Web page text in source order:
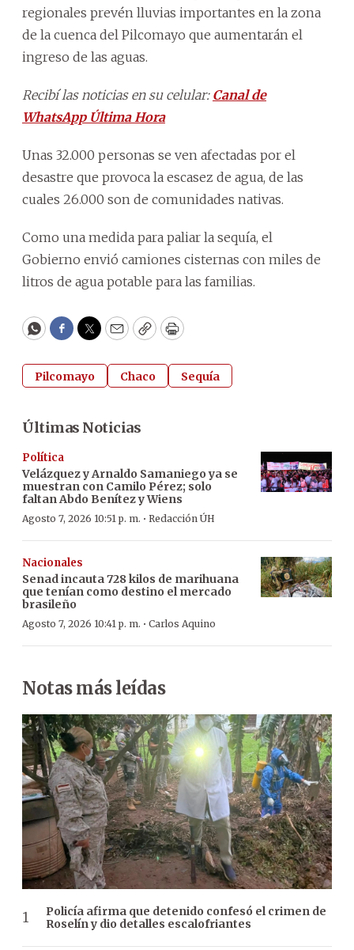
regionales prevén lluvias importantes en la zona
de la cuenca del Pilcomayo que aumentarán el
ingreso de las aguas.
Recibí las noticias en su celular: Canal de
WhatsApp Última Hora
Unas 32.000 personas se ven afectadas por el
desastre que provoca la escasez de agua, de las
cuales 26.000 son de comunidades nativas.
Como una medida para paliar la sequía, el
Gobierno envió camiones cisternas con miles de
litros de agua potable para las familias.
WhatsApp
Facebook
Twitter
EmailCopyPrint
Pilcomayo Chaco Sequía
Últimas Noticias
Política
Velázquez y Arnaldo Samaniego ya se
muestran con Camilo Pérez; solo
faltan Abdo Benítez y Wiens
Agosto 7, 2026 10:51 p. m. · Redacción ÚH
Nacionales
Senad incauta 728 kilos de marihuana
que tenían como destino el mercado
brasileño
Agosto 7, 2026 10:41 p. m. · Carlos Aquino
Notas más leídas
Policía afirma que detenido confesó el crimen de
Roselín y dio detalles escalofriantes